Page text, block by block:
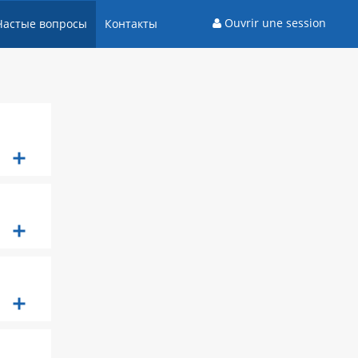
вопросы Контакты Ouvrir une session